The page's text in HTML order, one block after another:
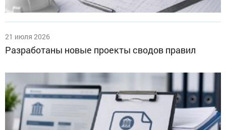
21 июля 2026
Разработаны новые проекты сводов правил